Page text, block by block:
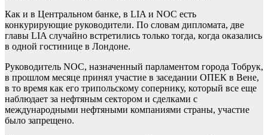
Как и в Центральном банке, в LIA и NOC есть
конкурирующие руководители. По словам дипломата, две
главы LIA случайно встретились только тогда, когда оказались
в одной гостинице в Лондоне.
Руководитель NOC, назначенный парламентом города Тобрук,
в прошлом месяце принял участие в заседании ОПЕК в Вене,
в то время как его трипольскому сопернику, который все еще
наблюдает за нефтяным сектором и сделками с
международными нефтяными компаниями страны, участие
было запрещено.